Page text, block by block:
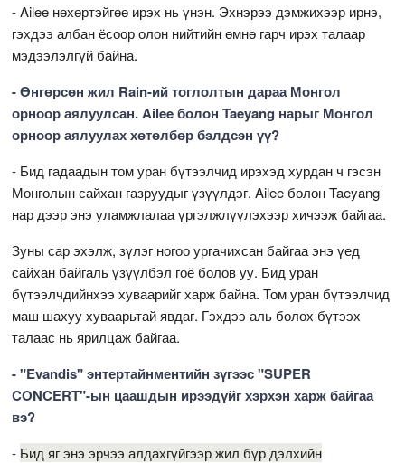
- Ailee нөхөртэйгөө ирэх нь үнэн. Эхнэрээ дэмжихээр ирнэ,
гэхдээ албан ёсоор олон нийтийн өмнө гарч ирэх талаар
мэдээлэлгүй байна.
- Өнгөрсөн жил Rain-ий тоглолтын дараа Монгол
орноор аялуулсан. Ailee болон Taeyang нарыг Монгол
орноор аялуулах хөтөлбөр бэлдсэн үү?
- Бид гадаадын том уран бүтээлчид ирэхэд хурдан ч гэсэн
Монголын сайхан газруудыг үзүүлдэг. Ailee болон Taeyang
нар дээр энэ уламжлалаа үргэлжлүүлэхээр хичээж байгаа.
Зуны сар эхэлж, зүлэг ногоо ургачихсан байгаа энэ үед
сайхан байгаль үзүүлбэл гоё болов уу. Бид уран
бүтээлчдийнхээ хуваарийг харж байна. Том уран бүтээлчид
маш шахуу хуваарьтай явдаг. Гэхдээ аль болох бүтээх
талаас нь ярилцаж байгаа.
- "Evandis" энтертайнментийн зүгээс "SUPER
CONCERT"-ын цаашдын ирээдүйг хэрхэн харж байгаа
вэ?
- Бид яг энэ эрчээ алдахгүйгээр жил бүр дэлхийн